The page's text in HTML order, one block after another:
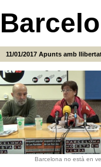
11/01/2017 Apunts amb
Barcelona no està en